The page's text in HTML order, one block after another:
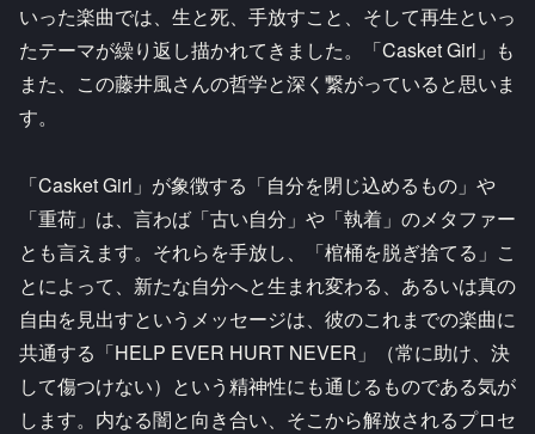
いった楽曲では、生と死、手放すこと、そして再生といっ
たテーマが繰り返し描かれてきました。「Casket Girl」も
また、この藤井風さんの哲学と深く繋がっていると思いま
す。
「Casket Girl」が象徴する「自分を閉じ込めるもの」や
「重荷」は、言わば「古い自分」や「執着」のメタファー
とも言えます。それらを手放し、「棺桶を脱ぎ捨てる」こ
とによって、新たな自分へと生まれ変わる、あるいは真の
自由を見出すというメッセージは、彼のこれまでの楽曲に
共通する「HELP EVER HURT NEVER」（常に助け、決
して傷つけない）という精神性にも通じるものである気が
します。内なる闇と向き合い、そこから解放されるプロセ